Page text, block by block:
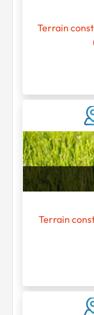
Terrain
Terrain